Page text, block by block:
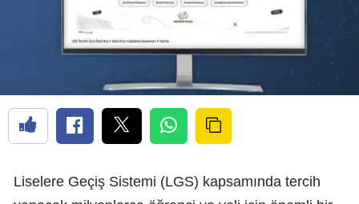
Liselere Geçiş Sistemi (LGS) kapsamında tercih